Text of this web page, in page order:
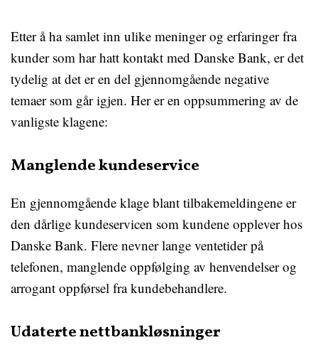
Etter å ha samlet inn ulike meninger og erfaringer fra
kunder som har hatt kontakt med Danske Bank, er det
tydelig at det er en del gjennomgående negative
temaer som går igjen. Her er en oppsummering av de
vanligste klagene:
Manglende kundeservice
En gjennomgående klage blant tilbakemeldingene er
den dårlige kundeservicen som kundene opplever hos
Danske Bank. Flere nevner lange ventetider på
telefonen, manglende oppfølging av henvendelser og
arrogant oppførsel fra kundebehandlere.
Udaterte nettbankløsninger